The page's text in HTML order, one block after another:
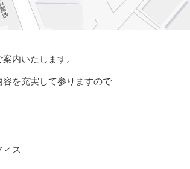
内いたします。
を充実して参りますので
ス